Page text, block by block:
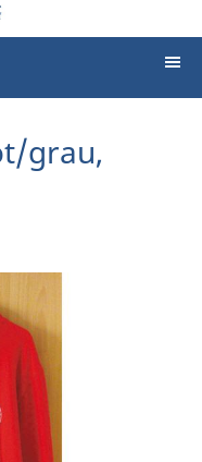
grau,